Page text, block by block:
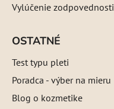
Vylúčenie zodpovednosti
OSTATNÉ
Test typu pleti
Poradca - výber na mieru
Blog o kozmetike